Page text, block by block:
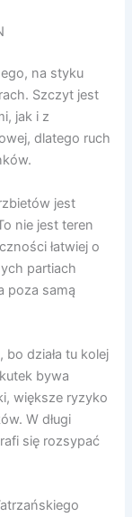
na styku
Szczyt jest
jak i z
dlatego ruch
jest
nie jest teren
łatwiej o
partiach
poza samą
działa tu kolej
bywa
większe ryzyko
W długi
się rozsypać